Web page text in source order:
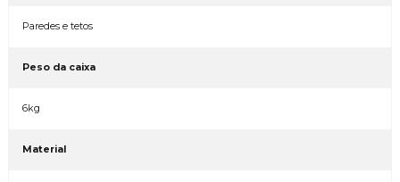
Paredes e tetos
Peso da caixa
6kg
Material